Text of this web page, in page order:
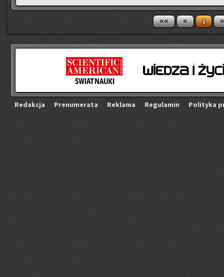
«« « 1 »
Re­dak­cja Pre­nu­me­ra­ta Re­kla­ma Re­gu­la­min Po­li­ty­ka